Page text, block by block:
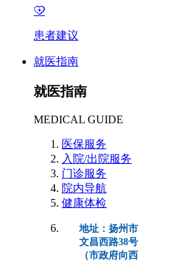
患者建议
就医指南
就医指南
MEDICAL GUIDE
医保服务
入院/出院服务
门诊服务
院内导航
健康体检
地址：扬州市
文昌西路38号
（市政府向西